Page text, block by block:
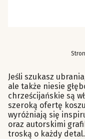
Jeśli szukasz
ale także niesie
chrześcijańskie są
szeroką ofertę
wyróżniają się
oraz autorskimi
troską o każdy detal.